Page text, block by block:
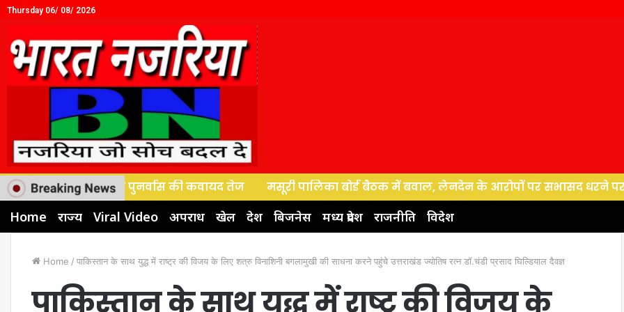
Thursday 06/ 08/ 2026
व्यापारियों के पुनर्वास की कवायद तेज मसूरी पालिका बोर्ड बैठक में बवाल, लेनदेन के आरोपों पर सभासद धरने पर बैठे,
Home राज्य Viral Video अपराध खेल देश बिजनेस मध्य प्रदेश राजनीति विदेश
Home / पाकिस्तान के साथ युद्ध में राष्ट्र की विजय के लिए शत्रु विनाशिनी बगलामुखी की साधना करने पहुंचे उत्तराखंड ज्योतिष रत्न डॉ.चंडी प्रसाद घिल्डियाल दैवज्ञ
पाकिस्तान के साथ युद्ध में राष्ट्र की विजय के